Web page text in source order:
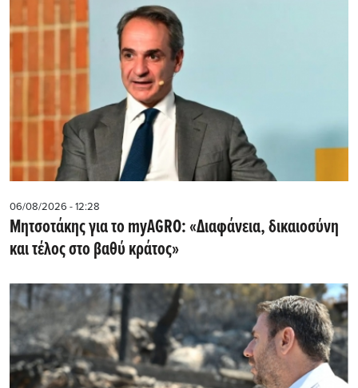
06/08/2026 - 12:28
Μητσοτάκης για το myAGRO: «Διαφάνεια, δικαιοσύνη
και τέλος στο βαθύ κράτος»